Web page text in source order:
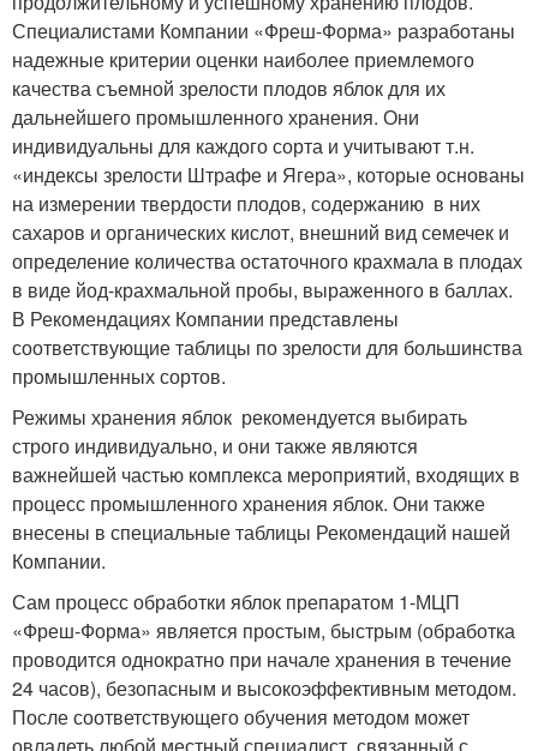
Специалистами Компании «Фреш-Форма» разработаны
надежные критерии оценки наиболее приемлемого
качества съемной зрелости плодов яблок для их
дальнейшего промышленного хранения. Они
индивидуальны для каждого сорта и учитывают т.н.
«индексы зрелости Штрафе и Ягера», которые основаны
на измерении твердости плодов, содержанию в них
сахаров и органических кислот, внешний вид семечек и
определение количества остаточного крахмала в плодах
в виде йод-крахмальной пробы, выраженного в баллах.
В Рекомендациях Компании представлены
соответствующие таблицы по зрелости для большинства
промышленных сортов.
Режимы хранения яблок рекомендуется выбирать
строго индивидуально, и они также являются
важнейшей частью комплекса мероприятий, входящих в
процесс промышленного хранения яблок. Они также
внесены в специальные таблицы Рекомендаций нашей
Компании.
Сам процесс обработки яблок препаратом 1-МЦП
«Фреш-Форма» является простым, быстрым (обработка
проводится однократно при начале хранения в течение
24 часов), безопасным и высокоэффективным методом.
После соответствующего обучения методом может